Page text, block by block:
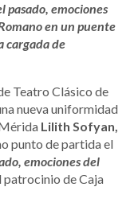
pasado, emociones
en un puente
cargada de
Teatro Clásico de
nueva uniformidad
Lilith Sofyan,
punto de partida el
emociones del
patrocinio de Caja